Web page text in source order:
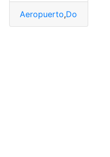
medida,queda,sanción
Aeropuerto,Documentos